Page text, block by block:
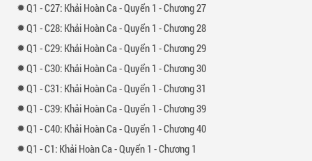
1 - 27: Khải Hoàn Ca - Quyển 1 - Chương 27
1 - 28: Khải Hoàn Ca - Quyển 1 - Chương 28
1 - 29: Khải Hoàn Ca - Quyển 1 - Chương 29
1 - 30: Khải Hoàn Ca - Quyển 1 - Chương 30
1 - 31: Khải Hoàn Ca - Quyển 1 - Chương 31
1 - 39: Khải Hoàn Ca - Quyển 1 - Chương 39
1 - 40: Khải Hoàn Ca - Quyển 1 - Chương 40
1 - 1: Khải Hoàn Ca - Quyển 1 - Chương 1